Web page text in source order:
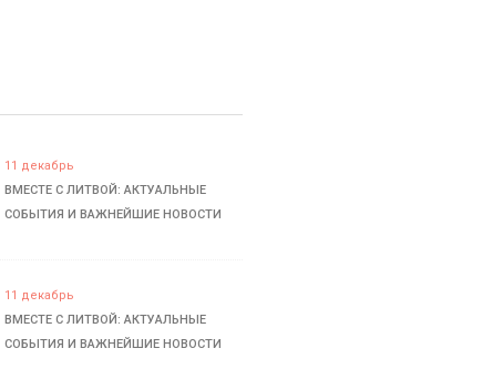
11 декабрь
ВМЕСТЕ С ЛИТВОЙ: АКТУАЛЬНЫЕ
СОБЫТИЯ И ВАЖНЕЙШИЕ НОВОСТИ
11 декабрь
ВМЕСТЕ С ЛИТВОЙ: АКТУАЛЬНЫЕ
СОБЫТИЯ И ВАЖНЕЙШИЕ НОВОСТИ